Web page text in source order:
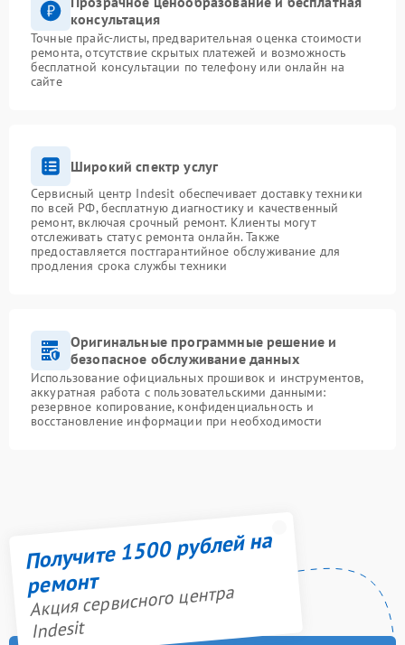
консультация
Точные прайс-листы, предварительная оценка стоимости
ремонта, отсутствие скрытых платежей и возможность
бесплатной консультации по телефону или онлайн на
сайте
Широкий спектр услуг
Сервисный центр Indesit обеспечивает доставку техники
по всей РФ, бесплатную диагностику и качественный
ремонт, включая срочный ремонт. Клиенты могут
отслеживать статус ремонта онлайн. Также
предоставляется постгарантийное обслуживание для
продления срока службы техники
Оригинальные программные решение и
безопасное обслуживание данных
Использование официальных прошивок и инструментов,
аккуратная работа с пользовательскими данными:
резервное копирование, конфиденциальность и
восстановление информации при необходимости
Получите 1500 рублей на
ремонт
Акция сервисного центра
Indesit